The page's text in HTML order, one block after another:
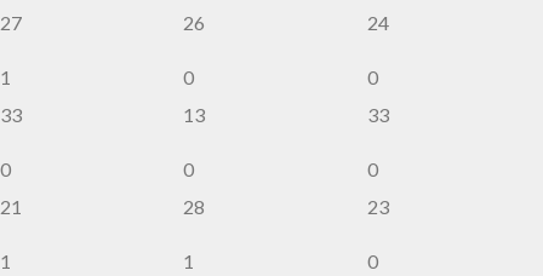
27
1
26
0
24
0
33
0
13
0
33
0
21
1
28
1
23
0